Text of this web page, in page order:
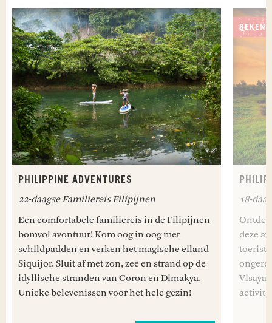
PHILIPPINE ADVENTURES
22-daagse Familiereis Filipijnen
Een comfortabele familiereis in de Filipijnen
bomvol avontuur! Kom oog in oog met
schildpadden en verken het magische eiland
Siquijor. Sluit af met zon, zee en strand op de
idyllische stranden van Coron en Dimakya.
Unieke belevenissen voor het hele gezin!
18-
deze